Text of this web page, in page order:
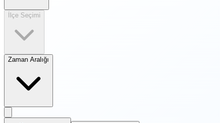
İlçe Seçimi
Zaman Aralığı